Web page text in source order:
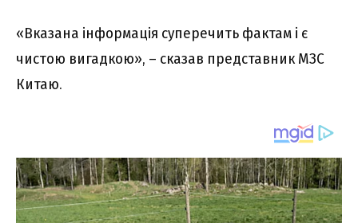
«Вказана інформація суперечить фактам і є
чистою вигадкою», – сказав представник МЗС
Китаю.